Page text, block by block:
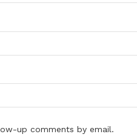
up comments by email.